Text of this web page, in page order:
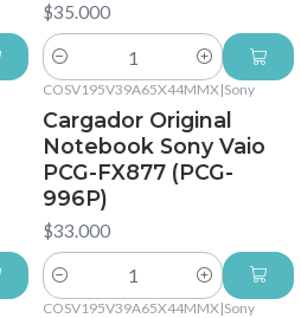
$35.000
Cantidad
COSV195V39A65X44MMX|Sony
Cargador Original
Notebook Sony Vaio
PCG-FX877 (PCG-
996P)
$33.000
Cantidad
COSV195V39A65X44MMX |Sony